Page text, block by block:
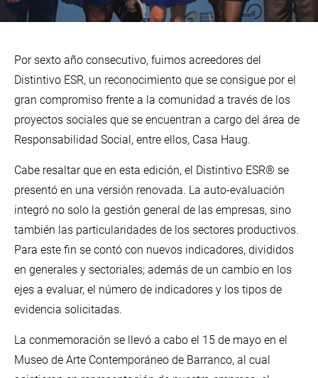
Por sexto año consecutivo, fuimos acreedores del
Distintivo ESR, un reconocimiento que se consigue por el
gran compromiso frente a la comunidad a través de los
proyectos sociales que se encuentran a cargo del área de
Responsabilidad Social, entre ellos, Casa Haug.
Cabe resaltar que en esta edición, el Distintivo ESR® se
presentó en una versión renovada. La auto-evaluación
integró no solo la gestión general de las empresas, sino
también las particularidades de los sectores productivos.
Para este fin se contó con nuevos indicadores, divididos
en generales y sectoriales; además de un cambio en los
ejes a evaluar, el número de indicadores y los tipos de
evidencia solicitadas.
La conmemoración se llevó a cabo el 15 de mayo en el
Museo de Arte Contemporáneo de Barranco, al cual